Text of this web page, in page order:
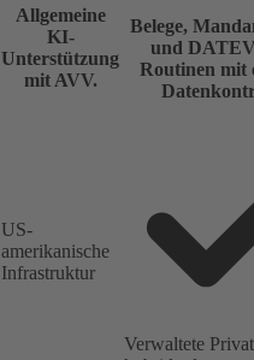
Allgemeine
KI-
Unterstützung
mit AVV.
Belege,
und
Routinen mit
US-
amerikanische
Infrastruktur
Verwaltete